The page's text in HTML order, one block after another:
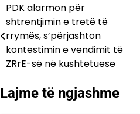
Lëvizje
te
postimet
PDK alarmon për
shtrentjimin e tretë të
rrymës, s’përjashton
kontestimin e vendimit të
ZRrE-së në kushtetuese
Lajme të ngjashme